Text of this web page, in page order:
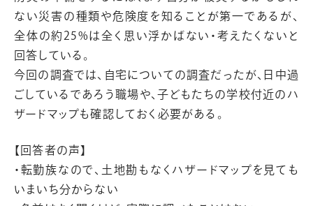
ない災害の種類や危険度を知ることが第一であるが、
全体の約25%は全く思い浮かばない・考えたくないと
回答している。
今回の調査では、自宅についての調査だったが、日中過
ごしているであろう職場や、子どもたちの学校付近のハ
ザードマップも確認しておく必要がある。
【回答者の声】
・転勤族なので、土地勘もなくハザードマップを見ても
いまいち分からない